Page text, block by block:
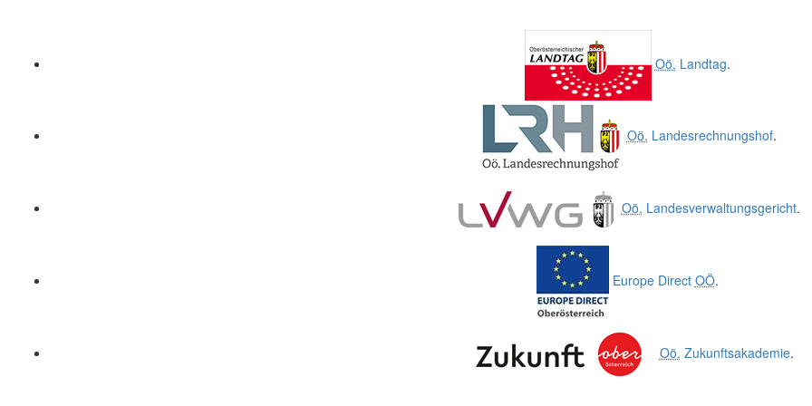
Oö. Landtag.
Oö. Landesrechnungshof.
Oö. Landesverwaltungsgericht.
Europe Direct OÖ.
Oö. Zukunftsakademie.